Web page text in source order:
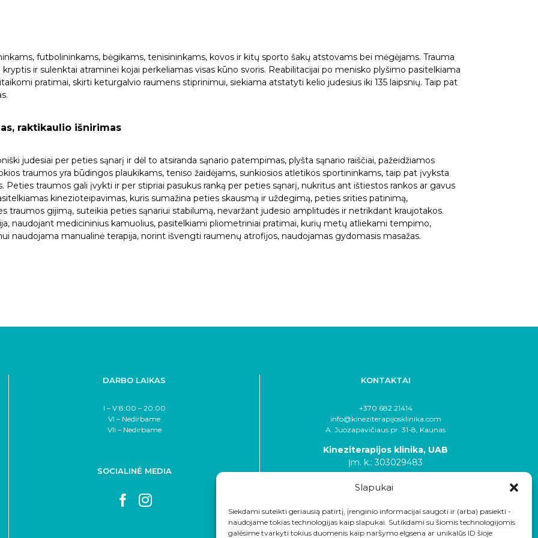
Slapukai
Siekdami suteikti geriausią patirtį, įrenginio informacijai saugoti ir (arba) pasiekti -
naudojame tokias technologijas kaip slapukai. Sutikdami su šiomis technologijomis
galėsime tvarkyti tokius duomenis kaip naršymo elgsena ar unikalūs ID šioje
futbolininkams, bėgikams, tenisininkams, kovos ir kitų sporto šakų atstovams bei mėgėjams. Trauma
ir sulenktai atraminei kojai perkeliamas visas kūno svoris. Reabilitacijai po menisko plyšimo pasitelkiama
pratimai, skirti keturgalvio raumens stiprinimui, siekiama atstatyti kelio judesius iki 135 laipsnių. Taip pat
raktikaulio išnirimas
judesiai per peties sąnarį ir dėl to atsiranda sąnario patempimas, plyšta sąnario raiščiai, pažeidžiamos
traumos yra būdingos plaukikams, teniso žaidėjams, sunkiosios atletikos sportininkams, taip pat įvyksta
Peties traumos gali įvykti ir per stipriai pasukus ranką per peties sąnarį, nukritus ant ištiestos rankos ar gavus
kinezioteipavimas, kuris sumažina peties skausmą ir uždegimą, peties srities patinimą,
traumos gijimą, suteikia peties sąnariui stabilumą, nevaržant judesio amplitudės ir netrikdant kraujotakos.
naudojant medicininius kamuolius, pasitelkiami pliometriniai pratimai, kurių metų atliekami tempimo,
naudojama manualinė terapija, norint išvengti raumenų atrofijos, naudojamas gydomasis masažas.
DARBO LAIKAS
I – V 8:00 – 20:00
VI – Nedirbame
VII – Nedirbame
SOCIALINĖ MEDIA
KONTAKTAI
+370 682 21414
info@kineziterapijosklinika.com
A. Juozapavičiaus pr. 31-8, Kaunas
Kineziterapijos klinika, UAB
Įm. k.: 303029483